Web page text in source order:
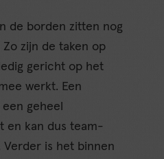
de borden zitten nog
zijn de taken op
gericht op het
werkt. Een
geheel
en kan dus team-
is het binnen